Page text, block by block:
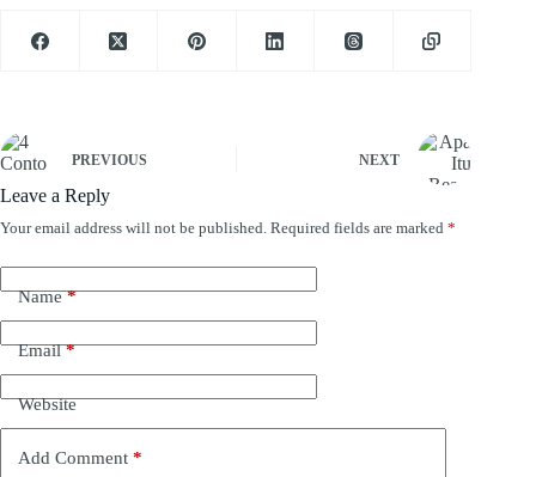
PREVIOUS NEXT
Leave a Reply
Your email address will not be published. Required fields are marked *
Name*
Email*
Website
Add Comment *